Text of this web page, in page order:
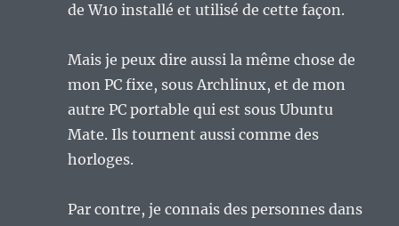
de W10 installé et utilisé de cette façon.
Mais je peux dire aussi la même chose de
mon PC fixe, sous Archlinux, et de mon
autre PC portable qui est sous Ubuntu
Mate. Ils tournent aussi comme des
horloges.
Par contre, je connais des personnes dans